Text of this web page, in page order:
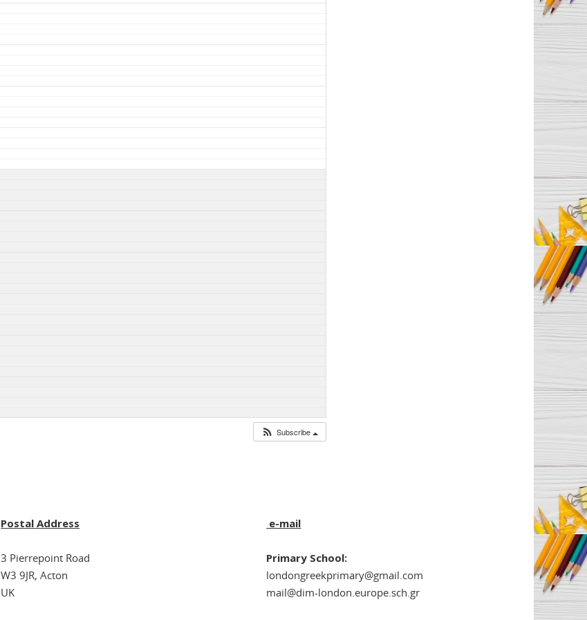
Subscribe
Postal Address
3 Pierrepoint Road
W3 9JR, Acton
UK
e-mail
Primary School:
londongreekprimary@gmail.com
mail@dim-london.europe.sch.gr